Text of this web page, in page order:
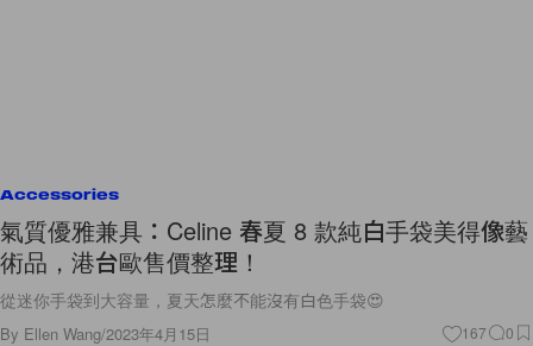
Accessories
氣質優雅兼具：Celine 春夏 8 款純白手袋美得像藝
術品，港台歐售價整理！
從迷你手袋到大容量，夏天怎麼不能沒有白色手袋😍
By Ellen Wang/2023年4月15日 167 0